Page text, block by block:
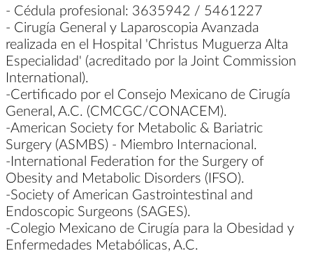
- Cédula profesional: 3635942 / 5461227
- Cirugía General y Laparoscopia Avanzada
realizada en el Hospital 'Christus Muguerza Alta
Especialidad' (acreditado por la Joint Commission
International).
-Certificado por el Consejo Mexicano de Cirugía
General, A.C. (CMCGC/CONACEM).
-American Society for Metabolic & Bariatric
Surgery (ASMBS) - Miembro Internacional.
-International Federation for the Surgery of
Obesity and Metabolic Disorders (IFSO).
-Society of American Gastrointestinal and
Endoscopic Surgeons (SAGES).
-Colegio Mexicano de Cirugía para la Obesidad y
Enfermedades Metabólicas, A.C.